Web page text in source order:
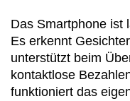
Das Smartphone ist
Es erkennt
unterstützt beim
kontaktlose
funktioniert das